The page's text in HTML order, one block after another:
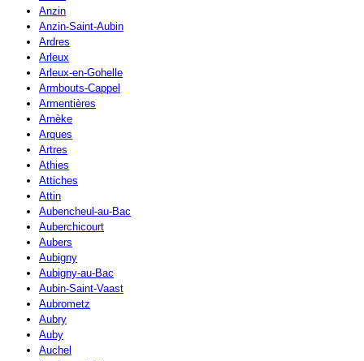
Anzin
Anzin-Saint-Aubin
Ardres
Arleux
Arleux-en-Gohelle
Armbouts-Cappel
Armentières
Arnèke
Arques
Artres
Athies
Attiches
Attin
Aubencheul-au-Bac
Auberchicourt
Aubers
Aubigny
Aubigny-au-Bac
Aubin-Saint-Vaast
Aubrometz
Aubry
Auby
Auchel